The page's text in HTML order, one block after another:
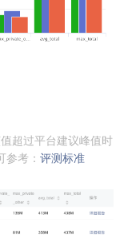
超过平台建议峰值时
考： 评测标准